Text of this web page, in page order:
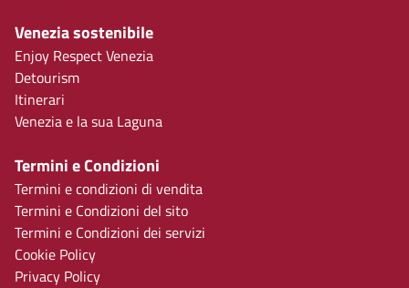
Venezia sostenibile
Enjoy Respect Venezia
Detourism
Itinerari
Venezia e la sua Laguna
Termini e Condizioni
Termini e condizioni di vendita
Termini e Condizioni del sito
Termini e Condizioni dei servizi
Cookie Policy
Privacy Policy